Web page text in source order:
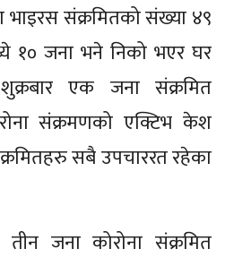
संक्रमितको संख्या ४९
१० जना भने निको भएर घर
एक जना संक्रमित
संक्रमणको एक्टिभ केश
सबै उपचाररत रहेका
तीन जना कोरोना संक्रमित